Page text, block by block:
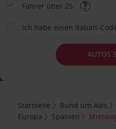
Fahrer über 25
Ich habe einen Rabatt-
AUTOS
Startseite Rund um Avis
Europa
Spanien